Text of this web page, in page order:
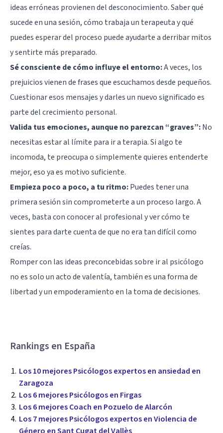
ideas erróneas provienen del desconocimiento. Saber qué
sucede en una sesión, cómo trabaja un terapeuta y qué
puedes esperar del proceso puede ayudarte a derribar mitos
y sentirte más preparado.
Sé consciente de cómo influye el entorno:A veces, los
prejuicios vienen de frases que escuchamos desde pequeños.
Cuestionar esos mensajes y darles un nuevo significado es
parte del crecimiento personal.
Valida tus emociones, aunque no parezcan “graves”:No
necesitas estar al límite para ir a terapia. Si algo te
incomoda, te preocupa o simplemente quieres entenderte
mejor, eso ya es motivo suficiente.
Empieza poco a poco, a tu ritmo:Puedes tener una
primera sesión sin comprometerte a un proceso largo. A
veces, basta con conocer al profesional y ver cómo te
sientes para darte cuenta de que no era tan difícil como
creías.
Romper con las ideas preconcebidas sobre ir al psicólogo
no es solo un acto de valentía, también es una forma de
libertad y un empoderamiento en la toma de decisiones.
Rankings en España
Los 10 mejores Psicólogos expertos en ansiedad en
Zaragoza
Los 6 mejores Psicólogos en Firgas
Los 6 mejores Coach en Pozuelo de Alarcón
Los 7 mejores Psicólogos expertos en Violencia de